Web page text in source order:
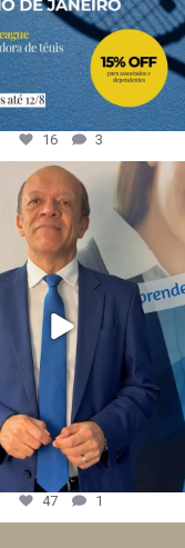
16 3
47 1